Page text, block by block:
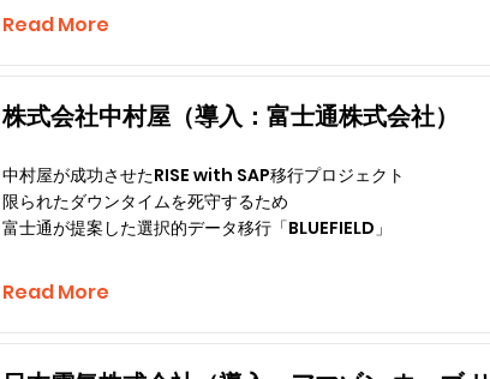
Read More
株式会社中村屋（導入：富士通株式会社）
中村屋が成功させたRISE with SAP移行プロジェクト
限られたダウンタイムを死守するため
富士通が提案した選択的データ移行「BLUEFIELD」
Read More